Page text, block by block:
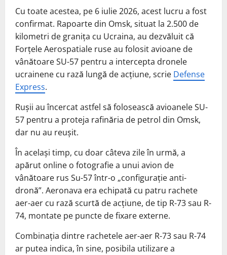
Cu toate acestea, pe 6 iulie 2026, acest lucru a fost
confirmat. Rapoarte din Omsk, situat la 2.500 de
kilometri de granița cu Ucraina, au dezvăluit că
Forțele Aerospatiale ruse au folosit avioane de
vânătoare SU-57 pentru a intercepta dronele
ucrainene cu rază lungă de acțiune, scrie Defense
Express.
Rușii au încercat astfel să folosească avioanele SU-
57 pentru a proteja rafinăria de petrol din Omsk,
dar nu au reușit.
În același timp, cu doar câteva zile în urmă, a
apărut online o fotografie a unui avion de
vânătoare rus Su-57 într-o „configurație anti-
dronă”. Aeronava era echipată cu patru rachete
aer-aer cu rază scurtă de acțiune, de tip R-73 sau R-
74, montate pe puncte de fixare externe.
Combinația dintre rachetele aer-aer R-73 sau R-74
ar putea indica, în sine, posibila utilizare a